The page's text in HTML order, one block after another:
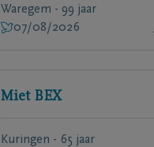
Waregem - 99 jaar
07/08/2026
Miet BEX
Kuringen - 65 jaar